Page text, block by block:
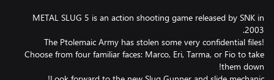
METAL SLUG 5 is an action shooting game released by SNK in
The Ptolemaic Army has stolen some very confidential files!
Choose from four familiar faces: Marco, Eri, Tarma, or Fio to take